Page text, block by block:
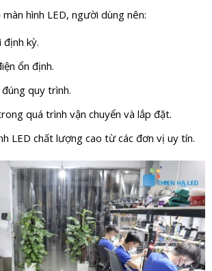
hình LED, người dùng nên:
kỳ.
ổn định.
quy trình.
quá trình vận chuyển và lắp đặt.
LED chất lượng cao từ các đơn vị uy tín.